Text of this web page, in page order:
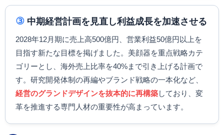
③ 中期経営計画を見直し利益成長を加速させる
2028年12月期に売上高500億円、営業利益50億円以上を
目指す新たな目標を掲げました。美顔器を重点戦略カテ
ゴリーとし、海外売上比率を40%まで引き上げる計画で
す。研究開発体制の再編やブランド戦略の一本化など、
経営のグランドデザインを抜本的に再構築しており、変
革を推進する専門人材の重要性が高まっています。